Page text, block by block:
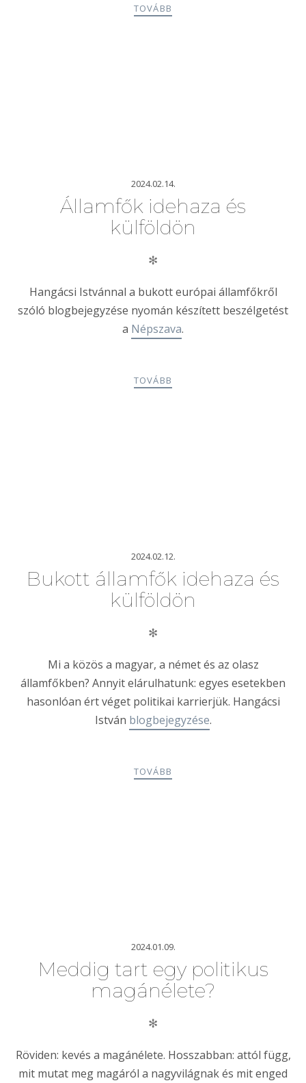
TOVÁBB
2024.02.14.
Államfők idehaza és
külföldön
✻
Hangácsi Istvánnal a bukott európai államfőkről
szóló blogbejegyzése nyomán készített beszélgetést
a Népszava.
TOVÁBB
2024.02.12.
Bukott államfők idehaza és
külföldön
✻
Mi a közös a magyar, a német és az olasz
államfőkben? Annyit elárulhatunk: egyes esetekben
hasonlóan ért véget politikai karrierjük. Hangácsi
István blogbejegyzése.
TOVÁBB
2024.01.09.
Meddig tart egy politikus
magánélete?
✻
Röviden: kevés a magánélete. Hosszabban: attól függ,
mit mutat meg magáról a nagyvilágnak és mit enged